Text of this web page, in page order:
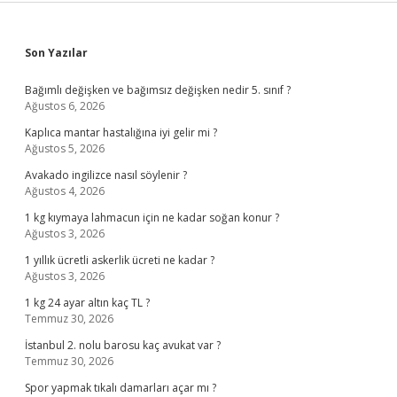
Sidebar
Son Yazılar
Bağımlı değişken ve bağımsız değişken nedir 5. sınıf ?
Ağustos 6, 2026
Kaplıca mantar hastalığına iyi gelir mi ?
Ağustos 5, 2026
Avakado ingilizce nasıl söylenir ?
Ağustos 4, 2026
1 kg kıymaya lahmacun için ne kadar soğan konur ?
Ağustos 3, 2026
1 yıllık ücretli askerlik ücreti ne kadar ?
Ağustos 3, 2026
1 kg 24 ayar altın kaç TL ?
Temmuz 30, 2026
İstanbul 2. nolu barosu kaç avukat var ?
Temmuz 30, 2026
Spor yapmak tıkalı damarları açar mı ?